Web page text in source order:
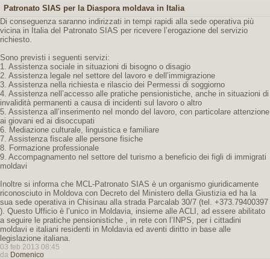
Patronato SIAS per la Diaspora moldava in Italia
Di conseguenza saranno indirizzati in tempi rapidi alla sede operativa più
vicina in Italia del Patronato SIAS per ricevere l’erogazione del servizio
richiesto.
Sono previsti i seguenti servizi:
1. Assistenza sociale in situazioni di bisogno o disagio
2. Assistenza legale nel settore del lavoro e dell’immigrazione
3. Assistenza nella richiesta e rilascio dei Permessi di soggiorno
4. Assistenza nell’accesso alle pratiche pensionistiche, anche in situazioni di
invalidità permanenti a causa di incidenti sul lavoro o altro
5. Assistenza all’inserimento nel mondo del lavoro, con particolare attenzione
ai giovani ed ai disoccupati
6. Mediazione culturale, linguistica e familiare
7. Assistenza fiscale alle persone fisiche
8. Formazione professionale
9. Accompagnamento nel settore del turismo a beneficio dei figli di immigrati
moldavi
Inoltre si informa che MCL-Patronato SIAS è un organismo giuridicamente
riconosciuto in Moldova con Decreto del Ministero della Giustizia ed ha la
sua sede operativa in Chisinau alla strada Parcalab 30/7 (tel. +373.79400397
). Questo Ufficio è l’unico in Moldavia, insieme alle ACLI, ad essere abilitato
a seguire le pratiche pensionistiche , in rete con l’INPS, per i cittadini
moldavi e italiani residenti in Moldavia ed aventi diritto in base alle
legislazione italiana.
03 feb 2013 08:45
da Domenico